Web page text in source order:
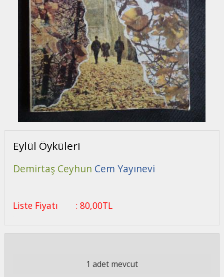
Eylül Öyküleri
Demirtaş Ceyhun Cem Yayınevi
Liste Fiyatı : 80,00TL
1 adet mevcut